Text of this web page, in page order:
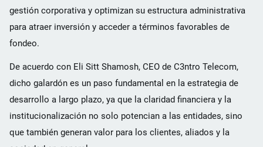
gestión corporativa y optimizan su estructura administrativa
para atraer inversión y acceder a términos favorables de
fondeo.
De acuerdo con Eli Sitt Shamosh, CEO de C3ntro Telecom,
dicho galardón es un paso fundamental en la estrategia de
desarrollo a largo plazo, ya que la claridad financiera y la
institucionalización no solo potencian a las entidades, sino
que también generan valor para los clientes, aliados y la